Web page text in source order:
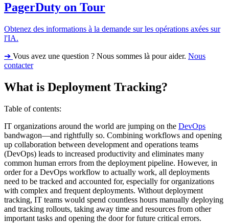
PagerDuty on Tour
Obtenez des informations à la demande sur les opérations axées sur
l'IA.
➔ Vous avez une question ? Nous sommes là pour aider. Nous
contacter
What is Deployment Tracking?
Table of contents:
IT organizations around the world are jumping on the DevOps
bandwagon—and rightfully so. Combining workflows and opening
up collaboration between development and operations teams
(DevOps) leads to increased productivity and eliminates many
common human errors from the deployment pipeline. However, in
order for a DevOps workflow to actually work, all deployments
need to be tracked and accounted for, especially for organizations
with complex and frequent deployments. Without deployment
tracking, IT teams would spend countless hours manually deploying
and tracking rollouts, taking away time and resources from other
important tasks and opening the door for future critical errors.